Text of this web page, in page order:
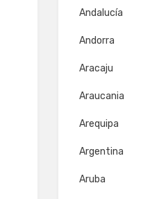
Andalucía
Andorra
Aracaju
Araucania
Arequipa
Argentina
Aruba